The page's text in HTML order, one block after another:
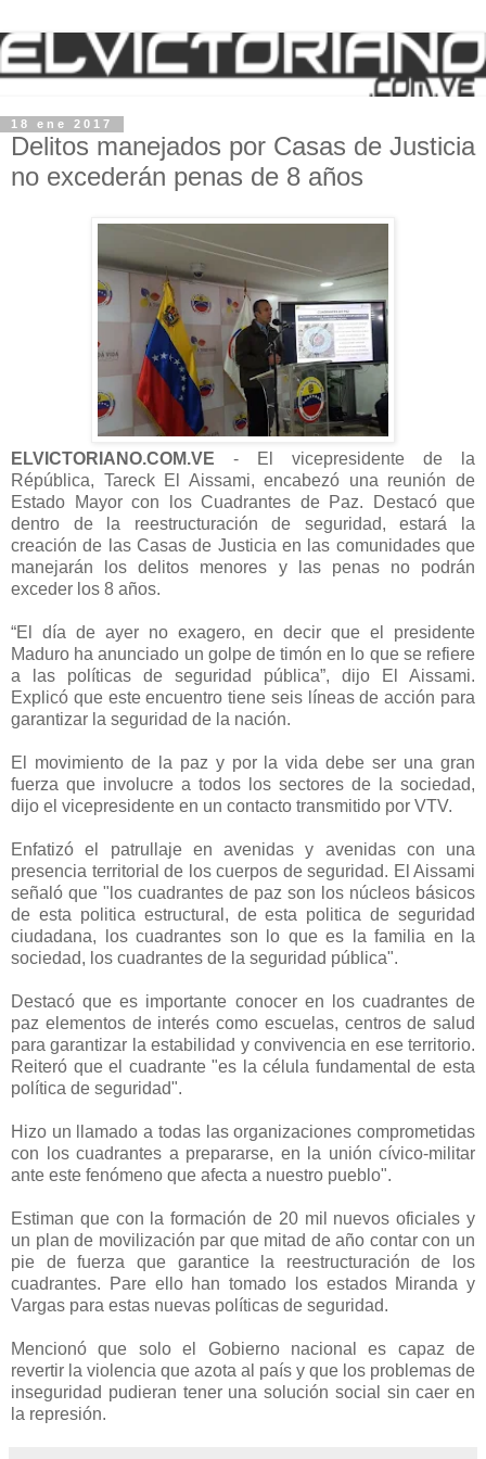
18 ene 2017
Delitos manejados por Casas de Justicia
no excederán penas de 8 años
ELVICTORIANO.COM.VE - El vicepresidente de la
Répública, Tareck El Aissami, encabezó una reunión de
Estado Mayor con los Cuadrantes de Paz. Destacó que
dentro de la reestructuración de seguridad, estará la
creación de las Casas de Justicia en las comunidades que
manejarán los delitos menores y las penas no podrán
exceder los 8 años.
“El día de ayer no exagero, en decir que el presidente
Maduro ha anunciado un golpe de timón en lo que se refiere
a las políticas de seguridad pública”, dijo El Aissami.
Explicó que este encuentro tiene seis líneas de acción para
garantizar la seguridad de la nación.
El movimiento de la paz y por la vida debe ser una gran
fuerza que involucre a todos los sectores de la sociedad,
dijo el vicepresidente en un contacto transmitido por VTV.
Enfatizó el patrullaje en avenidas y avenidas con una
presencia territorial de los cuerpos de seguridad. El Aissami
señaló que "los cuadrantes de paz son los núcleos básicos
de esta politica estructural, de esta politica de seguridad
ciudadana, los cuadrantes son lo que es la familia en la
sociedad, los cuadrantes de la seguridad pública".
Destacó que es importante conocer en los cuadrantes de
paz elementos de interés como escuelas, centros de salud
para garantizar la estabilidad y convivencia en ese territorio.
Reiteró que el cuadrante "es la célula fundamental de esta
política de seguridad".
Hizo un llamado a todas las organizaciones comprometidas
con los cuadrantes a prepararse, en la unión cívico-militar
ante este fenómeno que afecta a nuestro pueblo".
Estiman que con la formación de 20 mil nuevos oficiales y
un plan de movilización par que mitad de año contar con un
pie de fuerza que garantice la reestructuración de los
cuadrantes. Pare ello han tomado los estados Miranda y
Vargas para estas nuevas políticas de seguridad.
Mencionó que solo el Gobierno nacional es capaz de
revertir la violencia que azota al país y que los problemas de
inseguridad pudieran tener una solución social sin caer en
la represión.